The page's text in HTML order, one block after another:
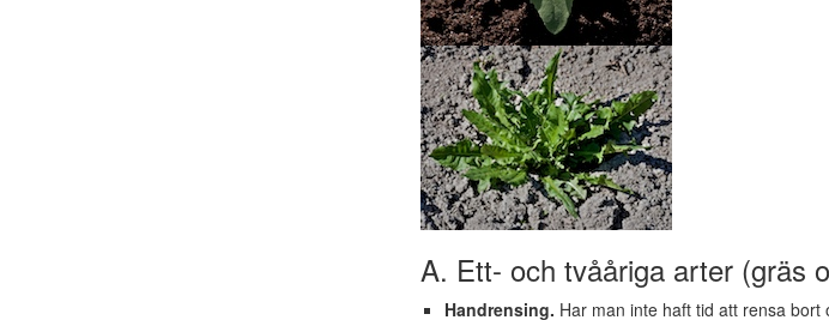
A. Ett- och tvååriga arter (gräs
Handrensing. Har man inte haft tid att rensa